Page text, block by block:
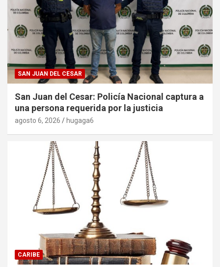
SAN JUAN DEL CESAR
San Juan del Cesar: Policía Nacional captura a
una persona requerida por la justicia
agosto 6, 2026 hugaga6
CARIBE